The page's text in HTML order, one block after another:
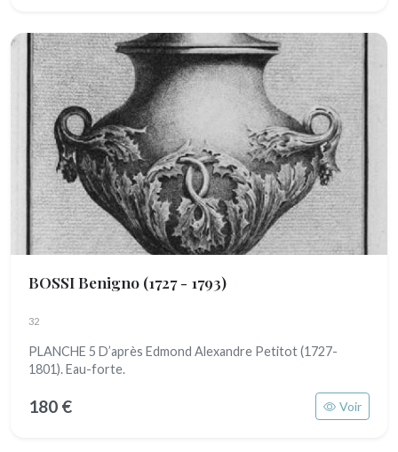
BOSSI Benigno (1727 - 1793)
32
PLANCHE 5 D’après Edmond Alexandre Petitot (1727-
1801). Eau-forte.
180 € Voir